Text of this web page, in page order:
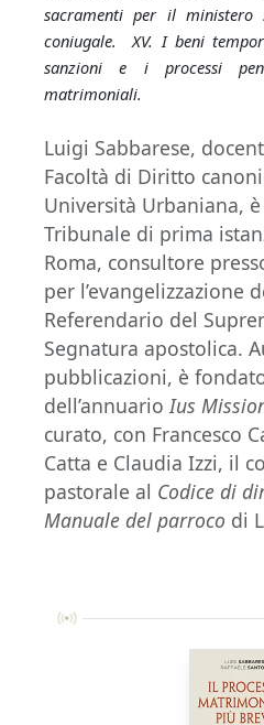
sacramenti per il
coniugale. XV. I beni
sanzioni e i processi
matrimoniali.
Luigi Sabbarese,
Facoltà di Diritto
Università Urbaniana,
Tribunale di prima
Roma, consultore
per l’evangelizzazione
Referendario del
Segnatura apostolica.
pubblicazioni, è
dell’annuario Ius
curato, con Francesco
Catta e Claudia Izzi, il
pastorale al Codice di
Manuale del parroco di